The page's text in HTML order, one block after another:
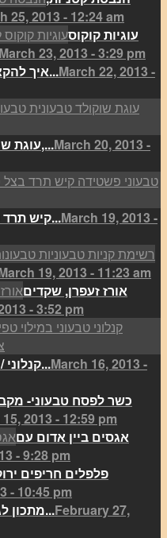
25, 2013 - 12:24 am
עוגיות קוקוס
March 23, 2013 - 3:29 pm
איך להקציף קצפת יציבה מקרם קוק...March 22, 2013 -
עוגת שוקולד טבעונית עם בירה ויין,...March 20, 2013 -
קיש תרד טבעוני עם טפינה ובצל וגם...March 19, 2013 -
19, 2013 - 11:23 am
אורז זעפרן, שקדים
- 3:52 pm
קנלוני / לזניה במילוי טפינת (גבינת...March 16, 2013 -
כשר לפסח טבעוני-
2013 - 12:59 pm
אגסים ביין אדום עם
- 9:28 pm
פלפלים חריפים
- 10:45 pm
מתכון לגבינת סויה טבעונית להכנה...February 27,